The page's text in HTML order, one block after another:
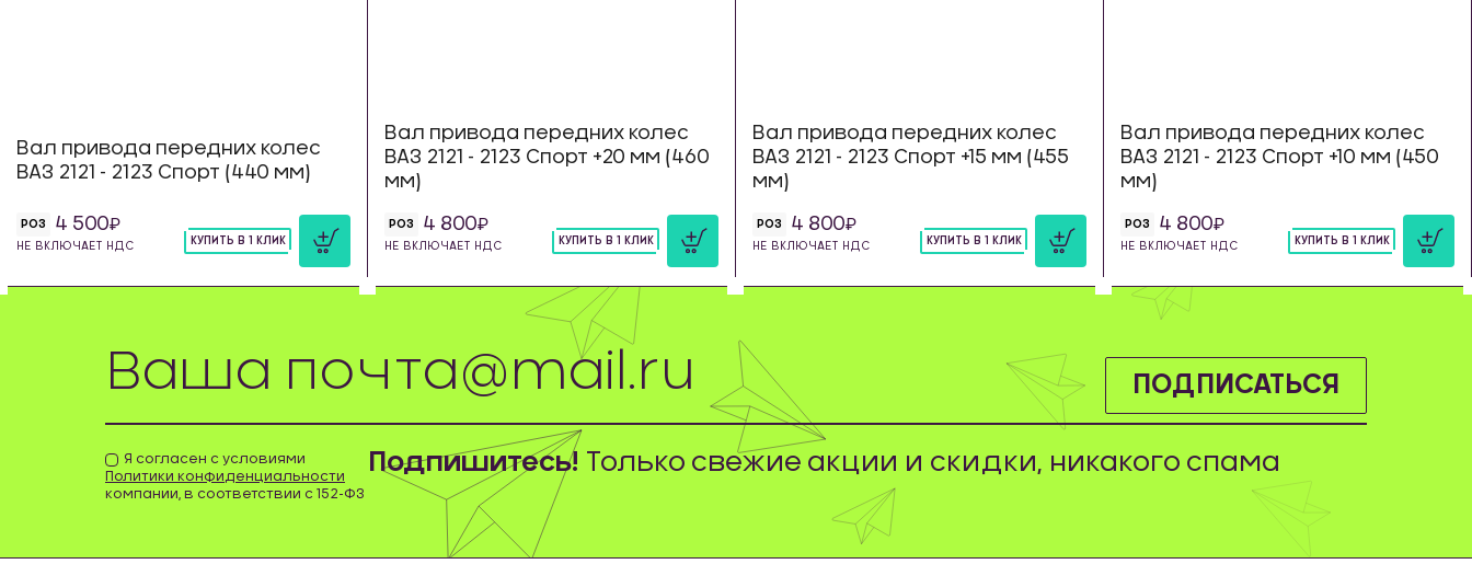
Вал привода передних колес
ВАЗ 2121 - 2123 Спорт (440 мм)
РОЗ 4 500
НЕ ВКЛЮЧАЕТ НДС КУПИТЬ В 1 КЛИК
Вал привода передних колес
ВАЗ 2121 - 2123 Спорт +20 мм (460
мм)
РОЗ 4 800
НЕ ВКЛЮЧАЕТ НДС КУПИТЬ В 1 КЛИК
Вал привода передних колес
ВАЗ 2121 - 2123 Спорт +15 мм (455
мм)
РОЗ 4 800
НЕ ВКЛЮЧАЕТ НДС КУПИТЬ В 1 КЛИК
Вал привода передних колес
ВАЗ 2121 - 2123 Спорт +10 мм (450
мм)
РОЗ 4 800
НЕ ВКЛЮЧАЕТ НДС КУПИТЬ В 1 КЛИК
ПОДПИСАТЬСЯ
Я согласен с условиями
Политики конфиденциальности
компании, в соответствии с 152-ФЗ
Подпишитесь! Только свежие акции и скидки, никакого спама